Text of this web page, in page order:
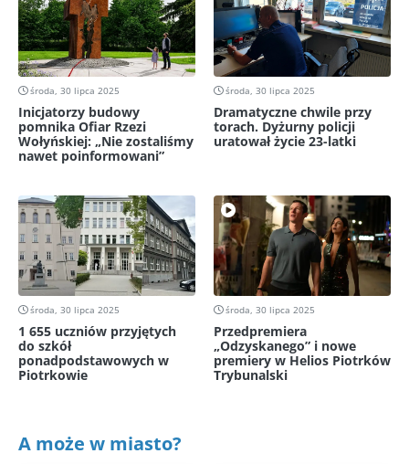
środa, 30 lipca 2025
Inicjatorzy budowy
pomnika Ofiar Rzezi
Wołyńskiej: „Nie zostaliśmy
nawet poinformowani”
środa, 30 lipca 2025
Dramatyczne chwile przy
torach. Dyżurny policji
uratował życie 23-latki
środa, 30 lipca 2025
1 655 uczniów przyjętych
do szkół
ponadpodstawowych w
Piotrkowie
środa, 30 lipca 2025
Przedpremiera
„Odzyskanego” i nowe
premiery w Helios Piotrków
Trybunalski
A może w miasto?